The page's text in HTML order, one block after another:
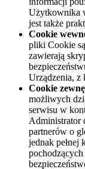
Użytkownika
jest także
Cookie
pliki Cookie
zawierają
Urządzenia, z
Cookie
możliwych
serwisu w
Administrator
partnerów o
jednak